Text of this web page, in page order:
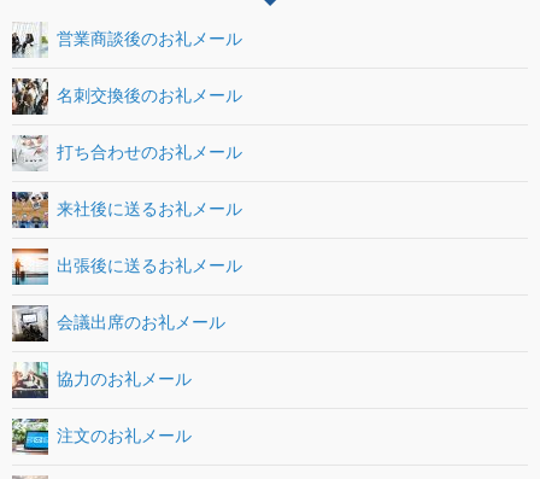
営業商談後のお礼メール
名刺交換後のお礼メール
打ち合わせのお礼メール
来社後に送るお礼メール
出張後に送るお礼メール
会議出席のお礼メール
協力のお礼メール
注文のお礼メール